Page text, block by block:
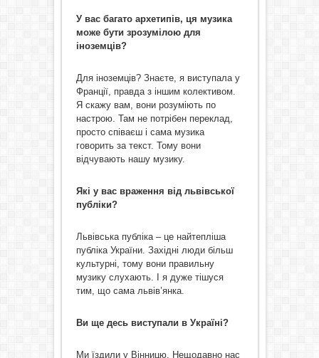
У вас багато архетипів, ця музика
може бути зрозумілою для
іноземців?
Для іноземців? Знаєте, я виступала у
Франції, правда з іншим колективом.
Я скажу вам, вони розуміють по
настрою. Там не потрібен переклад,
просто співаєш і сама музика
говорить за текст. Тому вони
відчувають нашу музику.
Які у вас враження від львівської
публіки?
Львівська публіка – це найтепліша
публіка України. Західні люди більш
культурні, тому вони правильну
музику слухають. І я дуже тішуся
тим, що сама львів’янка.
Ви ще десь виступали в Україні?
Ми їздили у Вінницю. Нещодавно нас